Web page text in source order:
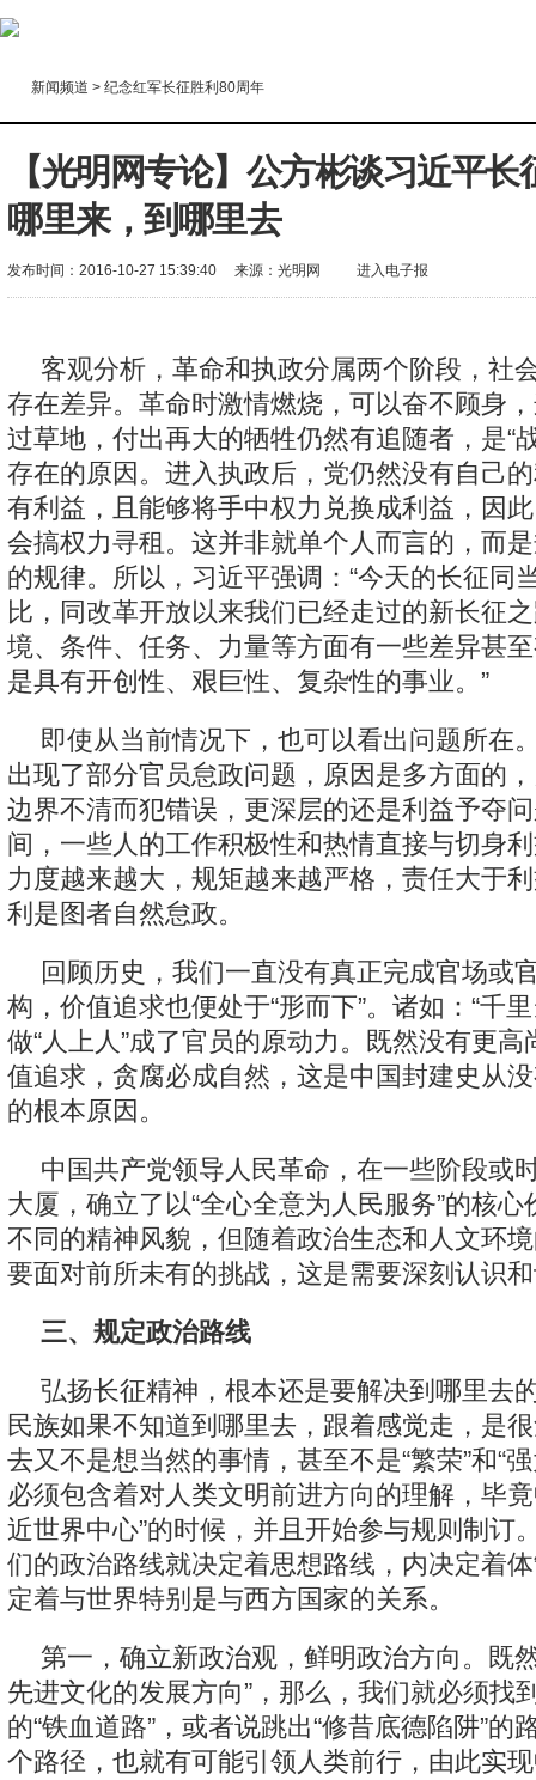
新闻频道 > 纪念红军长征胜利80周年
【光明网专论】公方彬谈习近平
哪里来，到哪里去
发布时间：2016-10-27 15:39:40 来源：光明网 进入电子报
客观分析，革命和执政分属两个阶段，社
存在差异。革命时激情燃烧，可以奋不顾身
过草地，付出再大的牺牲仍然有追随者，是“
存在的原因。进入执政后，党仍然没有自己
有利益，且能够将手中权力兑换成利益，因
会搞权力寻租。这并非就单个人而言的，而
的规律。所以，习近平强调：“今天的长征同
比，同改革开放以来我们已经走过的新长征
境、条件、任务、力量等方面有一些差异甚
是具有开创性、艰巨性、复杂性的事业。”
即使从当前情况下，也可以看出问题所在
出现了部分官员怠政问题，原因是多方面的
边界不清而犯错误，更深层的还是利益予夺
间，一些人的工作积极性和热情直接与切身
力度越来越大，规矩越来越严格，责任大于
利是图者自然怠政。
回顾历史，我们一直没有真正完成官场或
构，价值追求也便处于“形而下”。诸如：“千
做“人上人”成了官员的原动力。既然没有更
值追求，贪腐必成自然，这是中国封建史从
的根本原因。
中国共产党领导人民革命，在一些阶段或
大厦，确立了以“全心全意为人民服务”的核
不同的精神风貌，但随着政治生态和人文环
要面对前所未有的挑战，这是需要深刻认识
三、规定政治路线
弘扬长征精神，根本还是要解决到哪里去
民族如果不知道到哪里去，跟着感觉走，是
去又不是想当然的事情，甚至不是“繁荣”和“
必须包含着对人类文明前进方向的理解，毕
近世界中心”的时候，并且开始参与规则制订
们的政治路线就决定着思想路线，内决定着
定着与世界特别是与西方国家的关系。
第一，确立新政治观，鲜明政治方向。既
先进文化的发展方向”，那么，我们就必须找
的“铁血道路”，或者说跳出“修昔底德陷阱”的
个路径，也就有可能引领人类前行，由此实